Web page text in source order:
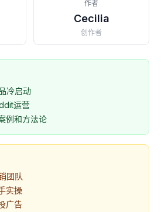
作者
Cecilia
创作者
冷启动
运营
例和方法论
团队
实操
广告